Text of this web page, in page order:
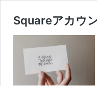
Squareアカウ